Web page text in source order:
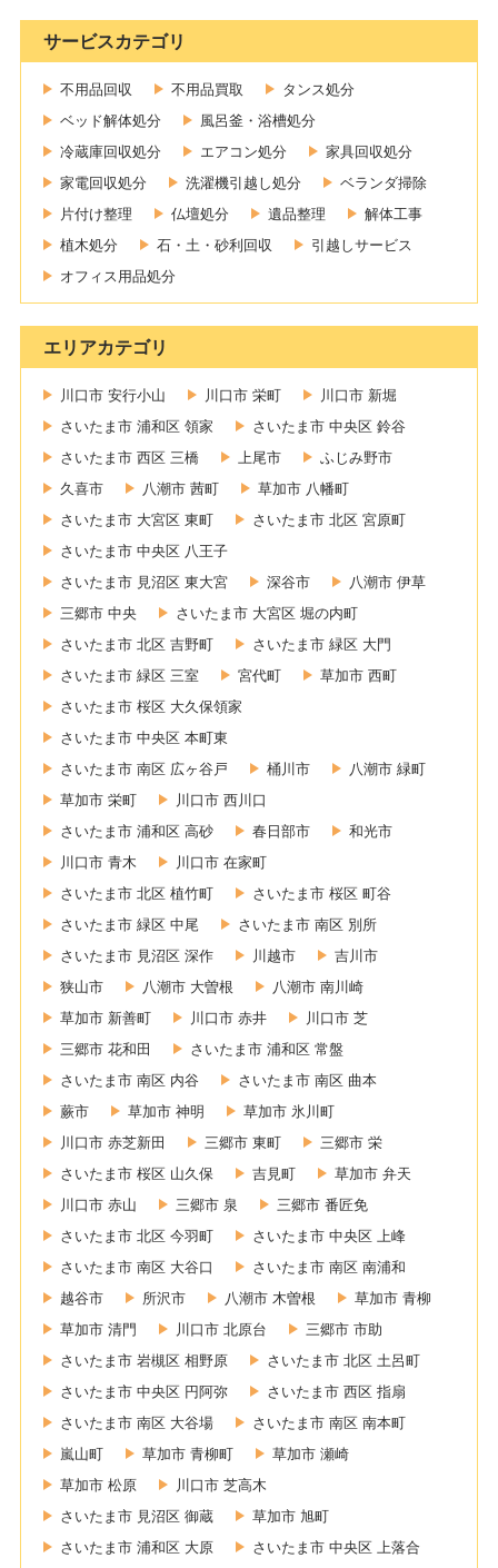
サービスカテゴリ
不用品回収 不用品買取
タンス処分
ベッド解体処分
風呂釜・浴槽処分
冷蔵庫回収処分
エアコン処分
家具回収処分
家電回収処分
洗濯機引越し処分
ベランダ掃除
片付け整理
仏壇処分 遺品整理
解体工事
植木処分
石・土・砂利回収
引越しサービス
オフィス用品処分
エリアカテゴリ
川口市 安行小山 川口市 栄町
川口市 新堀
さいたま市 浦和区 領家
さいたま市 中央区 鈴谷
さいたま市 西区 三橋
上尾市
ふじみ野市
久喜市
八潮市 茜町
草加市 八幡町
さいたま市 大宮区 東町
さいたま市 北区 宮原町
さいたま市 中央区 八王子
さいたま市 見沼区 東大宮
深谷市
八潮市 伊草
三郷市 中央
さいたま市 大宮区 堀の内町
さいたま市 北区 吉野町
さいたま市 緑区 大門
さいたま市 緑区 三室
宮代町
草加市 西町
さいたま市 桜区 大久保領家
さいたま市 中央区 本町東
さいたま市 南区 広ヶ谷戸
桶川市
八潮市 緑町
草加市 栄町
川口市 西川口
さいたま市 浦和区 高砂
春日部市
和光市
川口市 青木
川口市 在家町
さいたま市 北区 植竹町
さいたま市 桜区 町谷
さいたま市 緑区 中尾
さいたま市 南区 別所
さいたま市 見沼区 深作
川越市
吉川市
狭山市
八潮市 大曽根
八潮市 南川崎
草加市 新善町
川口市 赤井
川口市 芝
三郷市 花和田
さいたま市 浦和区 常盤
さいたま市 南区 内谷
さいたま市 南区 曲本
蕨市
草加市 神明
草加市 氷川町
川口市 赤芝新田
三郷市 東町
三郷市 栄
さいたま市 桜区 山久保
吉見町
草加市 弁天
川口市 赤山
三郷市 泉
三郷市 番匠免
さいたま市 北区 今羽町
さいたま市 中央区 上峰
さいたま市 南区 大谷口
さいたま市 南区 南浦和
越谷市
所沢市 八潮市 木曽根
草加市 青柳
草加市 清門
川口市 北原台
三郷市 市助
さいたま市 岩槻区 相野原
さいたま市 北区 土呂町
さいたま市 中央区 円阿弥
さいたま市 西区 指扇
さいたま市 南区 大谷場
さいたま市 南区 南本町
嵐山町
草加市 青柳町
草加市 瀬崎
草加市 松原
川口市 芝高木
さいたま市 見沼区 御蔵
草加市 旭町
さいたま市 浦和区 大原
さいたま市 中央区 上落合